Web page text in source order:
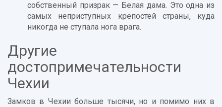
собственный призрак — Белая дама. Это одна из
самых неприступных крепостей страны, куда
никогда не ступала нога врага.
Другие
достопримечательности
Чехии
Замков в Чехии больше тысячи, но и помимо них в